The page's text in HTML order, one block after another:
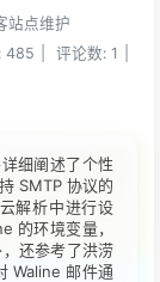
站点维护
485 评论数: 1
细阐述了个性
SMTP 协议的
解析中进行设
的环境变量，
还参考了洪涝
Waline 邮件通